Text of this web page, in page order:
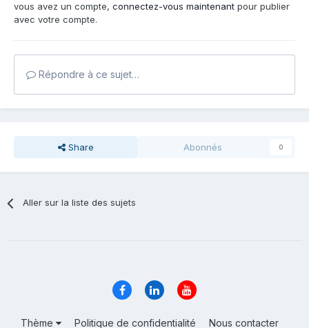
vous avez un compte, connectez-vous maintenant pour publier
avec votre compte.
Répondre à ce sujet…
Share Abonnés 0
Aller sur la liste des sujets
Thème Politique de confidentialité Nous contacter